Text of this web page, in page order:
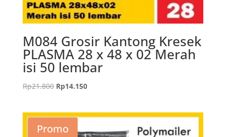
M084 Grosir Kantong Kresek
PLASMA 28 x 48 x 02 Merah
isi 50 lembar
Rp21.800 Harga
Rp21.800.
Rp14.150Harga
adalah:
Rp14.150.
Promo